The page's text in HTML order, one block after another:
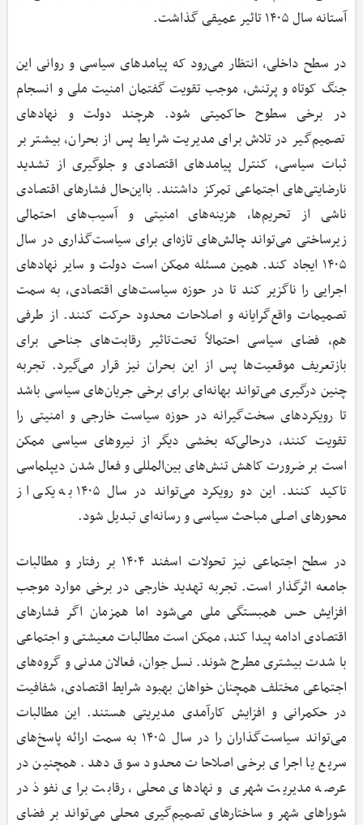
آستانه سال ۱۴۰۵ تاثیر عمیقی گذاشت.
در سطح داخلی، انتظار می‌رود که پیامدهای سیاسی و روانی این
جنگ کوتاه و پرتنش، موجب تقویت گفتمان امنیت ملی و انسجام
در برخی سطوح حاکمیتی شود. هرچند دولت و نهادهای
تصمیم‌گیر در تلاش برای مدیریت شرایط پس از بحران، بیشتر بر
ثبات سیاسی، کنترل پیامدهای اقتصادی و جلوگیری از تشدید
نارضایتی‌های اجتماعی تمرکز داشتند. بااین‌حال فشارهای اقتصادی
ناشی از تحریم‌ها، هزینه‌های امنیتی و آسیب‌های احتمالی
زیرساختی می‌تواند چالش‌های تازه‌ای برای سیاست‌گذاری در سال
۱۴۰۵ ایجاد کند. همین مسئله ممکن است دولت و سایر نهادهای
اجرایی را ناگزیر کند تا در حوزه سیاست‌های اقتصادی، به سمت
تصمیمات واقع‌گرایانه و اصلاحات محدود حرکت کنند. از طرفی
هم، فضای سیاسی احتمالاً تحت‌تاثیر رقابت‌های جناحی برای
بازتعریف موقعیت‌ها پس از این بحران نیز قرار می‌گیرد. تجربه
چنین درگیری می‌تواند بهانه‌ای برای برخی جریان‌های سیاسی باشد
تا رویکردهای سخت‌گیرانه در حوزه سیاست خارجی و امنیتی را
تقویت کنند، درحالی‌که بخشی دیگر از نیروهای سیاسی ممکن
است بر ضرورت کاهش تنش‌های بین‌المللی و فعال شدن دیپلماسی
تاکید کنند. این دو رویکرد می‌تواند در سال ۱۴۰۵ به یکی از
محورهای اصلی مباحث سیاسی و رسانه‌ای تبدیل شود.
در سطح اجتماعی نیز تحولات اسفند ۱۴۰۴ بر رفتار و مطالبات
جامعه اثرگذار است. تجربه تهدید خارجی در برخی موارد موجب
افزایش حس همبستگی ملی می‌شود اما همزمان اگر فشارهای
اقتصادی ادامه پیدا کند، ممکن است مطالبات معیشتی و اجتماعی
با شدت بیشتری مطرح شوند. نسل جوان، فعالان مدنی و گروه‌های
اجتماعی مختلف همچنان خواهان بهبود شرایط اقتصادی، شفافیت
در حکمرانی و افزایش کارآمدی مدیریتی هستند. این مطالبات
می‌تواند سیاست‌گذاران را در سال ۱۴۰۵ به سمت ارائه پاسخ‌های
سریع یا اجرای برخی اصلاحات محدود سوق دهد. همچنین در
عرصه مدیریت شهری و نهادهای محلی، رقابت برای نفوذ در
شوراهای شهر و ساختارهای تصمیم‌گیری محلی می‌تواند بر فضای